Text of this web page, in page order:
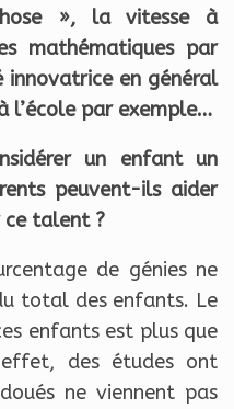
», la vitesse à
mathématiques par
en général
l’école par exemple…
un enfant un
peuvent-ils aider
talent ?
de génies ne
total des enfants. Le
enfants est plus que
des études ont
ne viennent pas